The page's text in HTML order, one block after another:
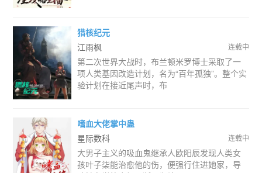
猎核纪元
江雨枫
连载中
第二次世界大战时，布兰顿米罗博士采取了一
项人类基因改造计划，名为“百年孤独”。整个实
验计划在接近尾声时，布
嗜血大佬掌中蛊
星际数科
连载中
大男子主义的吸血鬼继承人欧阳辰发现人类女
孩叶子柒能治愈他的伤，便强行住进她家，导